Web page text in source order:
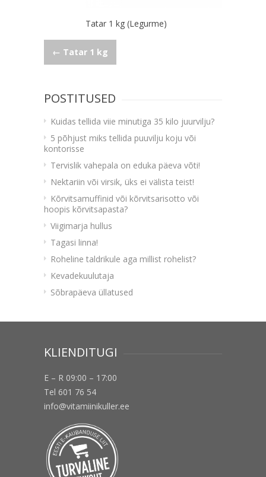
Tatar 1 kg (Legurme)
Navigeerimine
← Tatar 1 kg
POSTITUSED
Kuidas tellida viie minutiga 35 kilo juurvilju?
5 põhjust miks tellida puuvilju koju või
kontorisse
Tervislik vahepala on eduka päeva võti!
Nektariin või virsik, üks ei välista teist!
Kõrvitsamuffinid või kõrvitsarisotto või
hoopis kõrvitsapasta?
Viigimarja hullus
Tagasi linna!
Roheline taldrikule aga millist rohelist?
Kevadekuulutaja
Sõbrapäeva üllatused
KLIENDITUGI
E – R 09:00 – 17:00
Tel 601 76 54
info@vitamiinikuller.ee